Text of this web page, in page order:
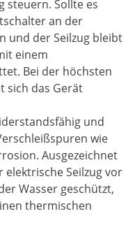
steuern. Sollte es
an der
und der Seilzug bleibt
einem
Bei der höchsten
sich das Gerät
und
wie
Ausgezeichnet
elektrische Seilzug vor
Wasser geschützt,
thermischen